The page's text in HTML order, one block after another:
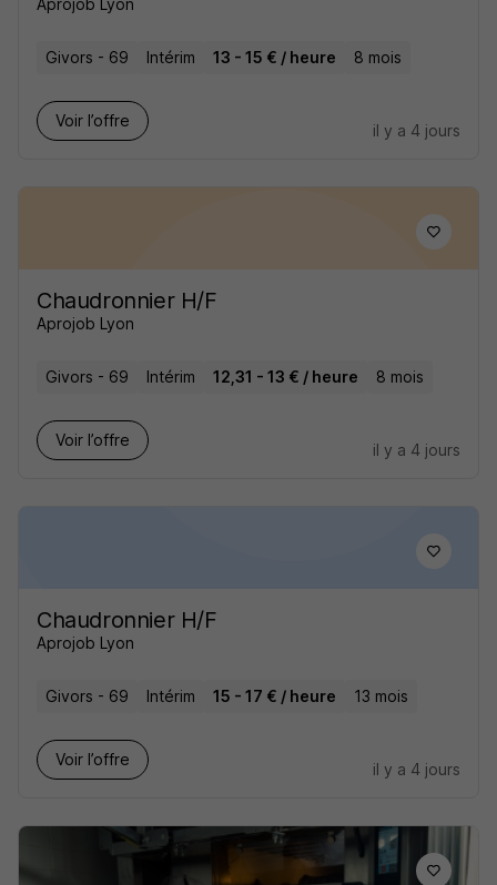
Aprojob Lyon
Givors - 69 Intérim 13 - 15 € / heure 8 mois
Voir l’offre
il y a 4 jours
Chaudronnier H/F
Aprojob Lyon
Givors - 69 Intérim 12,31 - 13 € / heure 8 mois
Voir l’offre
il y a 4 jours
Chaudronnier H/F
Aprojob Lyon
Givors - 69 Intérim 15 - 17 € / heure 13 mois
Voir l’offre
il y a 4 jours